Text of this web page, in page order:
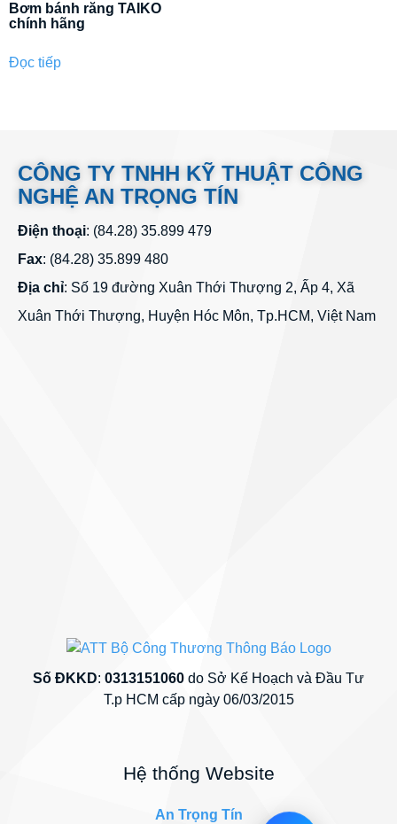
Bơm bánh răng TAIKO
chính hãng
Đọc tiếp
CÔNG TY TNHH KỸ THUẬT CÔNG
NGHỆ AN TRỌNG TÍN
Điện thoại: (84.28) 35.899 479
Fax: (84.28) 35.899 480
Địa chỉ: Số 19 đường Xuân Thới Thượng 2, Ấp 4, Xã
Xuân Thới Thượng, Huyện Hóc Môn, Tp.HCM, Việt Nam
Số ĐKKD: 0313151060 do Sở Kế Hoạch và Đầu Tư
T.p HCM cấp ngày 06/03/2015
Hệ thống Website
An Trọng Tín